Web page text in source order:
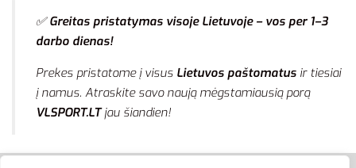
✅Greitas pristatymas visoje Lietuvoje – vos per 1–3
darbo dienas!
Prekes pristatome į visus Lietuvos paštomatus ir tiesiai
į namus. Atraskite savo naują mėgstamiausią porą
VLSPORT.LTjau šiandien!